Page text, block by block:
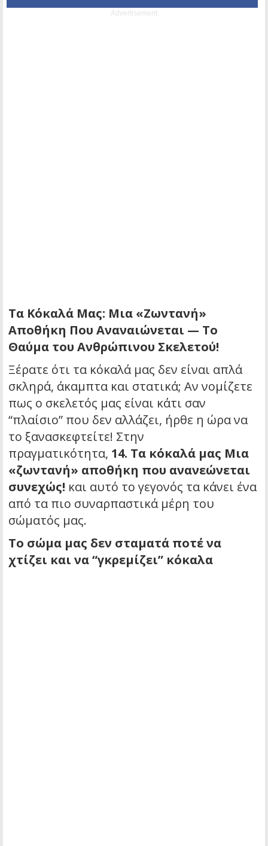
Advertisement
Τα Κόκαλά Μας: Μια «Ζωντανή»
Αποθήκη Που Αναναιώνεται — Το
Θαύμα του Ανθρώπινου Σκελετού!
Ξέρατε ότι τα κόκαλά μας δεν είναι απλά
σκληρά, άκαμπτα και στατικά; Αν νομίζετε
πως ο σκελετός μας είναι κάτι σαν
“πλαίσιο” που δεν αλλάζει, ήρθε η ώρα να
το ξανασκεφτείτε! Στην
πραγματικότητα, 14. Τα κόκαλά μας Μια
«ζωντανή» αποθήκη που ανανεώνεται
συνεχώς! και αυτό το γεγονός τα κάνει ένα
από τα πιο συναρπαστικά μέρη του
σώματός μας.
Το σώμα μας δεν σταματά ποτέ να
χτίζει και να “γκρεμίζει” κόκαλα